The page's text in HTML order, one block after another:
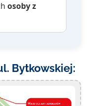
osoby z
Bytkowskiej: